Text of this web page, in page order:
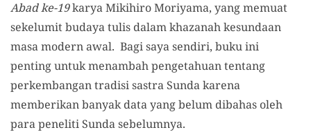
Abad ke-19karya Mikihiro Moriyama, yang memuat
sekelumit budaya tulis dalam khazanah kesundaan
masa modern awal. Bagi saya sendiri, buku ini
penting untuk menambah pengetahuan tentang
perkembangan tradisi sastra Sunda karena
memberikan banyak data yang belum dibahas oleh
para peneliti Sunda sebelumnya.